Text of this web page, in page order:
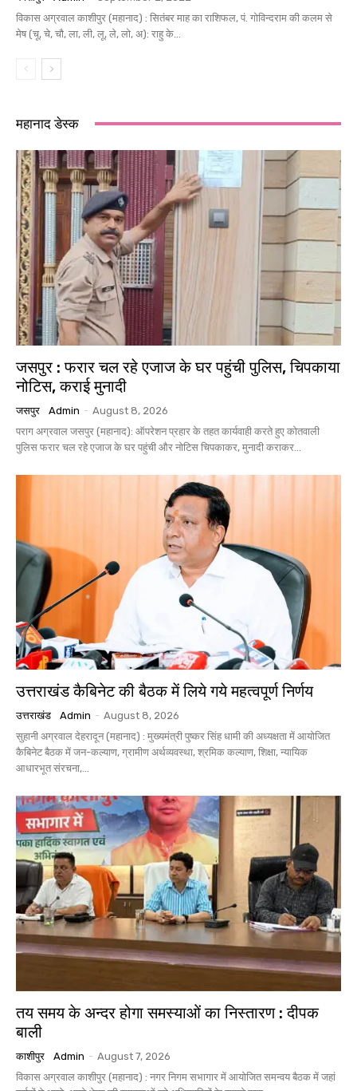
विकास अग्रवाल काशीपुर (महानाद) : सितंबर माह का राशिफल, पं. गोविन्दराम की कलम से
मेष (चू, चे, चौ, ला, ली, लू, ले, लो, अ): राहु के...
महानाद डेस्क
जसपुर : फरार चल रहे एजाज के घर पहुंची पुलिस, चिपकाया
नोटिस, कराई मुनादी
जसपुर Admin - August 8, 2026
पराग अग्रवाल जसपुर (महानाद): ऑपरेशन प्रहार के तहत कार्यवाही करते हुए कोतवाली
पुलिस फरार चल रहे एजाज के घर पहुंची और नोटिस चिपकाकर, मुनादी कराकर...
उत्तराखंड कैबिनेट की बैठक में लिये गये महत्वपूर्ण निर्णय
उत्तराखंड Admin - August 8, 2026
सुहानी अग्रवाल देहरादून (महानाद) : मुख्यमंत्री पुष्कर सिंह धामी की अध्यक्षता में आयोजित
कैबिनेट बैठक में जन-कल्याण, ग्रामीण अर्थव्यवस्था, श्रमिक कल्याण, शिक्षा, न्यायिक
आधारभूत संरचना,...
तय समय के अन्दर होगा समस्याओं का निस्तारण : दीपक
बाली
काशीपुर Admin - August 7, 2026
विकास अग्रवाल काशीपुर (महानाद) : नगर निगम सभागार में आयोजित समन्वय बैठक में जहां